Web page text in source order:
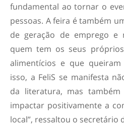
fundamental ao tornar o
pessoas. A feira é também
de geração de emprego e
quem tem os seus
alimentícios e que
isso, a FeliS se manifesta
da literatura, mas
impactar positivamente a
local”, ressaltou o secretário